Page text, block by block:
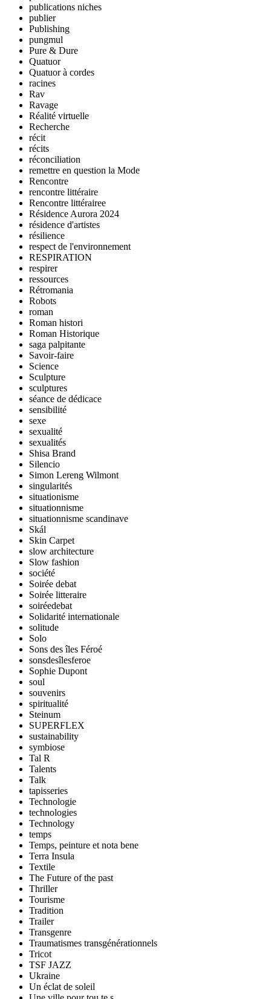
publications niches
publier
Publishing
pungmul
Pure & Dure
Quatuor
Quatuor à cordes
racines
Rav
Ravage
Réalité virtuelle
Recherche
récit
récits
réconciliation
remettre en question la Mode
Rencontre
rencontre littéraire
Rencontre littérairee
Résidence Aurora 2024
résidence d'artistes
résilience
respect de l'environnement
RESPIRATION
respirer
ressources
Rétromania
Robots
roman
Roman histori
Roman Historique
saga palpitante
Savoir-faire
Science
Sculpture
sculptures
séance de dédicace
sensibilité
sexe
sexualité
sexualités
Shisa Brand
Silencio
Simon Lereng Wilmont
singularités
situationisme
situationnisme
situationnisme scandinave
Skál
Skin Carpet
slow architecture
Slow fashion
société
Soirée debat
Soirée litteraire
soiréedebat
Solidarité internationale
solitude
Solo
Sons des îles Féroé
sonsdesîlesferoe
Sophie Dupont
soul
souvenirs
spiritualité
Steinum
SUPERFLEX
sustainability
symbiose
Tal R
Talents
Talk
tapisseries
Technologie
technologies
Technology
temps
Temps, peinture et nota bene
Terra Insula
Textile
The Future of the past
Thriller
Tourisme
Tradition
Trailer
Transgenre
Traumatismes transgénérationnels
Tricot
TSF JAZZ
Ukraine
Un éclat de soleil